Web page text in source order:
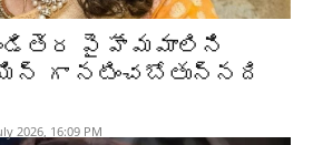
: వెండితెర పై హేమమాలిని
గా నటించబోతున్నది
2026, 16:09 PM